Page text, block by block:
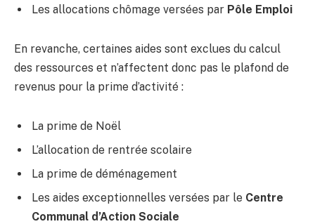
Les allocations chômage versées par Pôle Emploi
En revanche, certaines aides sont exclues du calcul
des ressources et n’affectent donc pas le plafond de
revenus pour la prime d’activité :
La prime de Noël
L’allocation de rentrée scolaire
La prime de déménagement
Les aides exceptionnelles versées par le Centre
Communal d’Action Sociale